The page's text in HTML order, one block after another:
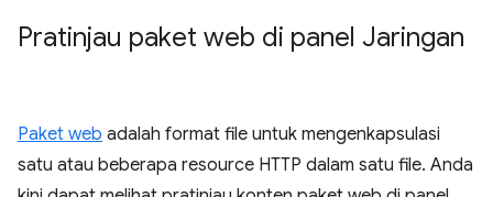
Pratinjau paket web di panel Jaringan
Paket web adalah format file untuk mengenkapsulasi
satu atau beberapa resource HTTP dalam satu file. Anda